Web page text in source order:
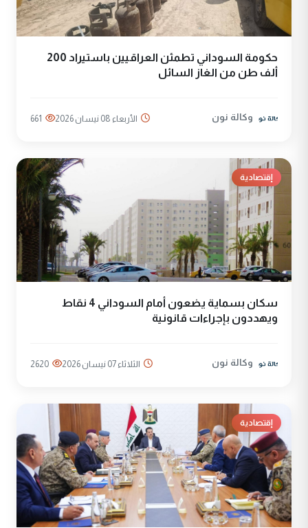
حكومة السوداني تطمئن العراقيين باستيراد 200
ألف طن من الغاز السائل
وكالة نون الأربعاء 08 نيسان 2026 661
إقتصادية
سكان بسماية يضعون أمام السوداني 4 نقاط
ويهددون بإجراءات قانونية
وكالة نون الثلاثاء 07 نيسان 2026 2620
إقتصادية